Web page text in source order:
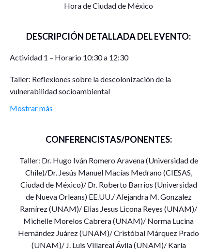
Hora de Ciudad de México
DESCRIPCIÓN DETALLADA DEL EVENTO:
Actividad 1 – Horario 10:30 a 12:30
Taller: Reflexiones sobre la descolonización de la
vulnerabilidad socioambiental
Modera Dra. Frida Güiza
Actividad 2 – Horario 17:30 a 19:30
Presentación de libro:
Los ríos de Morelia, ejes articuladores de la ciudad.
Procesos históricos y relaciones socioambientales
Video Comentarios: Dra. Sandrine Glatron Directrice de
Recherche CNRS Directrice de la ZAEU Laboratoire
DynamE Université de Strasbourg , Francia/ Dr. Neil Stuart
University of Edinburgh, Escocia, Reino Unido
Mostrar más
CONFERENCISTAS/PONENTES:
Taller: Dr. Hugo Iván Romero Aravena (Universidad de
Chile)/Dr. Jesús Manuel Macías Medrano (CIESAS,
Ciudad de México)/ Dr. Roberto Barrios (Universidad
de Nueva Orleans) EE.UU./ Alejandra M. Gonzalez
Ramírez (UNAM)/ Elias Jesus Licona Reyes (UNAM)/
Michelle Morelos Cabrera (UNAM)/ Norma Lucina
Hernández Juárez (UNAM)/ Cristóbal Márquez Prado
(UNAM)/ J. Luis Villareal Ávila (UNAM)/ Karla